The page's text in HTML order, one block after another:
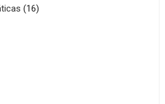
productos
1616